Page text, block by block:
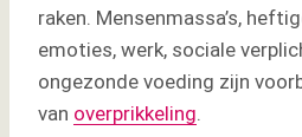
raken. Mensenmassa’s,
emoties, werk, sociale
ongezonde voeding zijn
van overprikkeling.